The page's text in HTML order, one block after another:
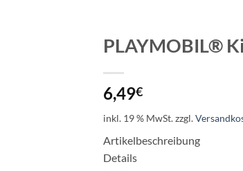
PLAYMOBIL®
6,49€
inkl. 19 % MwSt.zzgl.
Artikelbeschreibung
Details